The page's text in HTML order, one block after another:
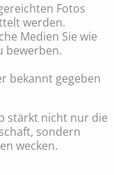
Fotos
werden.
Medien Sie wie
bewerben.
bekannt gegeben
stärkt nicht nur die
sondern
wecken.